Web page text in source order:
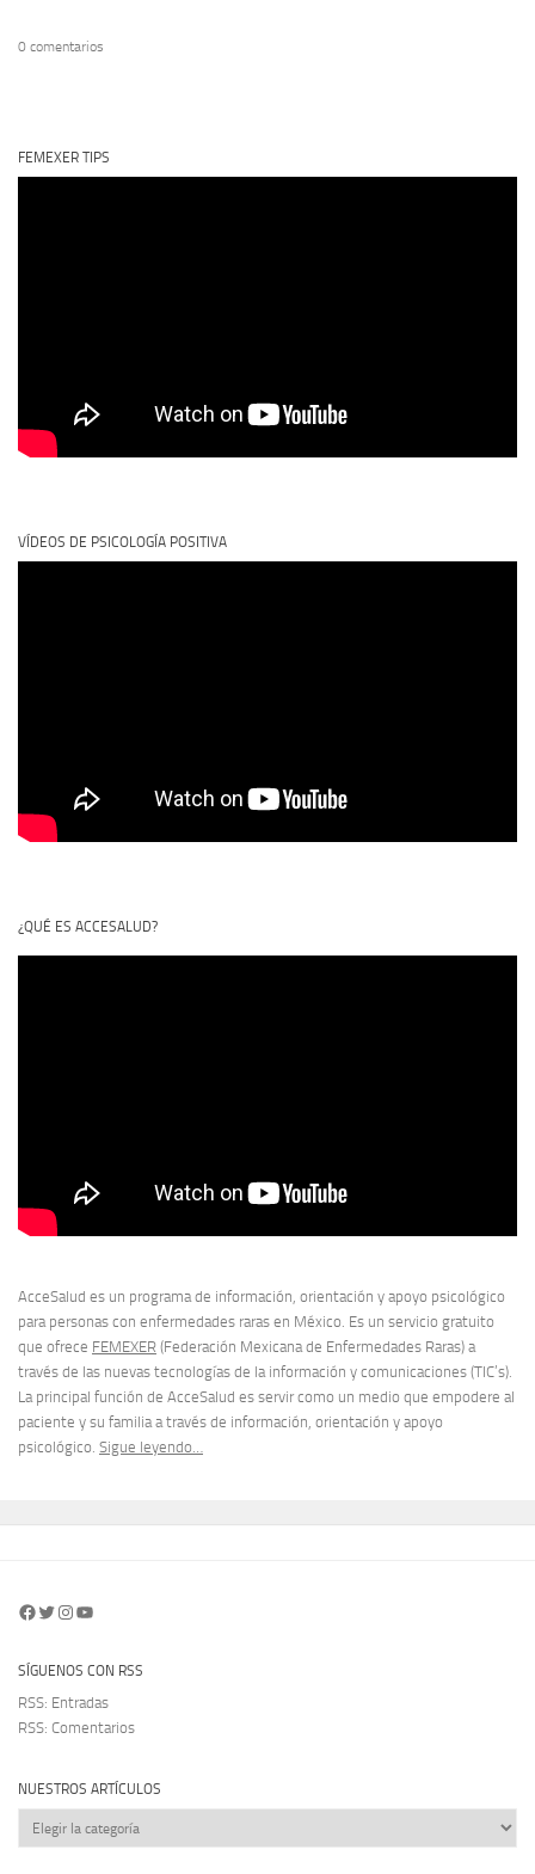
0 comentarios
FEMEXER TIPS
VÍDEOS DE PSICOLOGÍA POSITIVA
¿QUÉ ES ACCESALUD?
AcceSalud es un programa de información, orientación y apoyo psicológico
para personas con enfermedades raras en México. Es un servicio gratuito
que ofrece FEMEXER (Federación Mexicana de Enfermedades Raras) a
través de las nuevas tecnologías de la información y comunicaciones (TIC’s).
La principal función de AcceSalud es servir como un medio que empodere al
paciente y su familia a través de información, orientación y apoyo
psicológico. Sigue leyendo…
Facebook
Twitter
Instagram
YouTube
SÍGUENOS CON RSS
RSS: Entradas
RSS: Comentarios
NUESTROS ARTÍCULOS
Nuestros
artículos